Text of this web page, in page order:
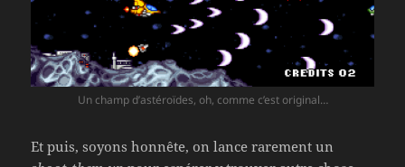
Un champ d’astéroïdes, oh, comme c’est original…
Et puis, soyons honnête, on lance rarement un